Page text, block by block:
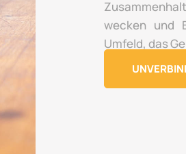
wecken und
Umfeld, das